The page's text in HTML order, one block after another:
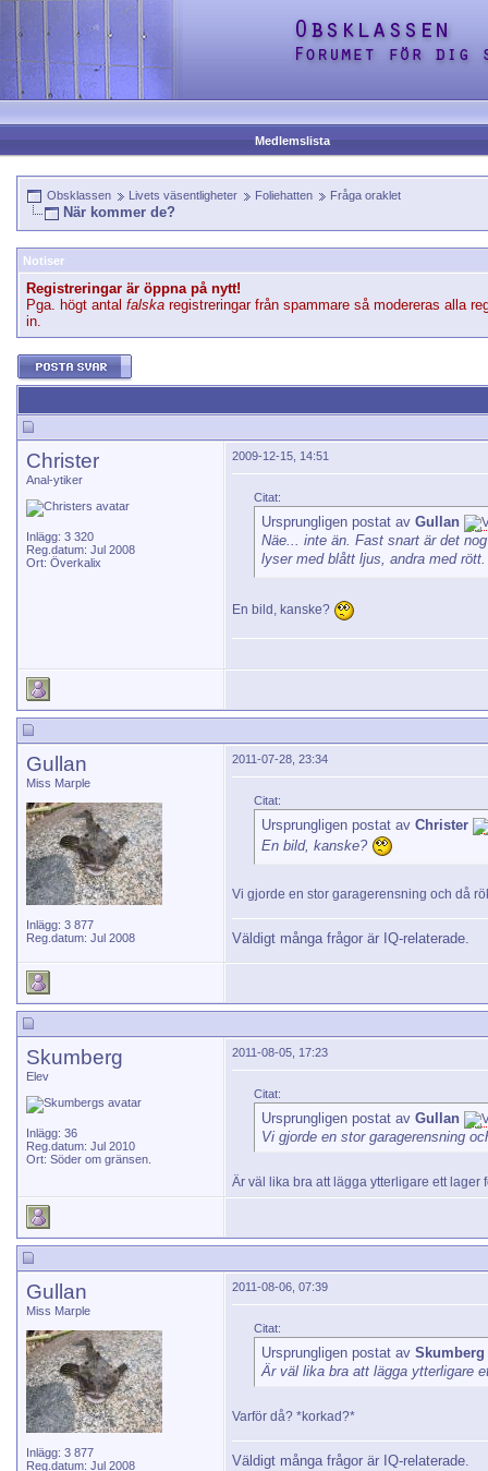
Medlemslista
Obsklassen Livets väsentligheter Foliehatten Fråga oraklet
När kommer de?
Notiser
Registreringar är öppna på nytt!
Pga. högt antal falska registreringar från spammare så modereras alla
in.
Christer
Anal-ytiker
Inlägg: 3 320
Reg.datum: Jul 2008
Ort: Överkalix
2009-12-15, 14:51
Citat:
Ursprungligen postat av Gullan
Näe... inte än. Fast snart är det
lyser med blått ljus, andra med
En bild, kanske?
Gullan
Miss Marple
Inlägg: 3 877
Reg.datum: Jul 2008
2011-07-28, 23:34
Citat:
Ursprungligen postat av Christer
En bild, kanske?
Vi gjorde en stor garagerensning och då
Väldigt många frågor är IQ-relaterade.
Skumberg
Elev
Inlägg: 36
Reg.datum: Jul 2010
Ort: Söder om gränsen.
2011-08-05, 17:23
Citat:
Ursprungligen postat av Gullan
Vi gjorde en stor garagerensning
Är väl lika bra att lägga ytterligare ett lager
Gullan
Miss Marple
Inlägg: 3 877
Reg.datum: Jul 2008
2011-08-06, 07:39
Citat:
Ursprungligen postat av Skumberg
Är väl lika bra att lägga ytterligare
Varför då? *korkad?*
Väldigt många frågor är IQ-relaterade.